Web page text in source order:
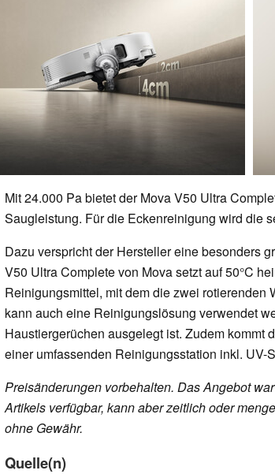
Mit 24.000 Pa bietet der Mova V50 Ultra
Saugleistung. Für die Eckenreinigung wird die
Dazu verspricht der Hersteller eine besonders
V50 Ultra Complete von Mova setzt auf 50°C
Reinigungsmittel, mit dem die zwei rotierenden
kann auch eine Reinigungslösung verwendet
Haustiergerüchen ausgelegt ist. Zudem kommt
einer umfassenden Reinigungsstation inkl. UV-
Preisänderungen vorbehalten. Das Angebot
Artikels verfügbar, kann aber zeitlich oder
ohne Gewähr.
Quelle(n)